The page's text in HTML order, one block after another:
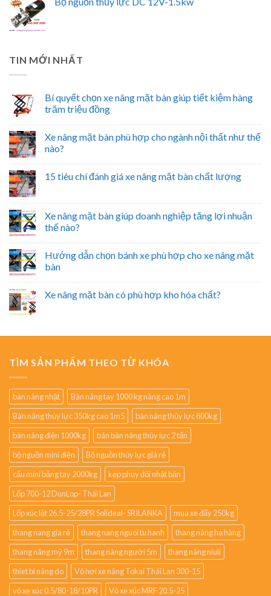
TIN MỚI NHẤT
Bí quyết chọn xe nâng mặt bàn giúp tiết kiệm hàng
trăm triệu đồng
Xe nâng mặt bàn phù hợp cho ngành nội thất như thế
nào?
15 tiêu chí đánh giá xe nâng mặt bàn chất lượng
Xe nâng mặt bàn giúp doanh nghiệp tăng lợi nhuận
thế nào?
Hướng dẫn chọn bánh xe phù hợp cho xe nâng mặt
bàn
Xe nâng mặt bàn có phù hợp kho hóa chất?
TÌM SẢN PHẨM THEO TỪ KHÓA
bàn nâng nhật
Bàn nâng tay 1000 kg nâng cao 1m
Bàn nâng thủy lực 350kg cao 1m5
bàn nâng thủy lực 800kg
bàn nâng điện 1000kg
bán bàn nâng thủy lực 2 tấn
bộ nguồn mini điện
Bộ nguồn thủy lực giá rẻ
cẩu mini bằng tay 2000kg
kẹp phuy đôi nhật bản
Lốp 700-12 DunLop- Thái Lan
Lốp xúc lật 26.5-25/28PR Solideal- SRILANKA
mua xe đẩy 250kg
thang nang gia rẻ
thang nang nguoi tu hanh
thang nâng hạ hàng
thang nâng mỹ 9m
thang nâng người 5m
thang nâng niuli
thiet bi nâng do
Vỏ hơi xe nâng Tokai Thái Lan 300-15
vỏ xe xúc 0.5/80-18/10PR
Vỏ xe xúc MRF 20.5-25